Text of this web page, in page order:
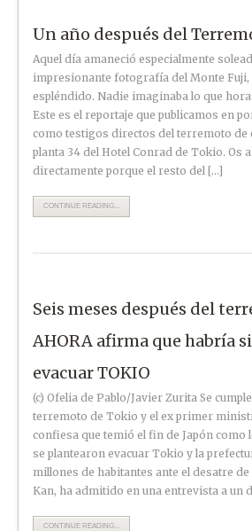
Un año después del
Aquel día amaneció especialmente
impresionante fotografía del Monte Fuji,
espléndido. Nadie imaginaba lo que
Este es el reportaje que publicamos en
como testigos directos del terremoto de
planta 34 del Hotel Conrad de Tokio. Os
directamente porque el resto del […]
CONTINUE READING...
Seis meses después del
AHORA afirma que habría
evacuar TOKIO
(c) Ofelia de Pablo/Javier Zurita Se
terremoto de Tokio y el ex primer
confiesa que temió el fin de Japón como
se plantearon evacuar Tokio y la
millones de habitantes ante el desatre
Kan, ha admitido en una entrevista a un
CONTINUE READING...